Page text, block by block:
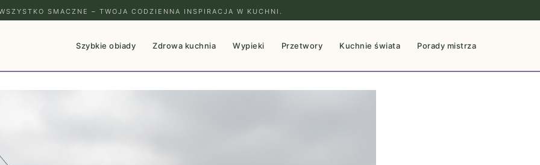
SMACZNE – TWOJA CODZIENNA INSPIRACJA W KUCHNI.
Szybkie obiady Zdrowa kuchnia Wypieki Przetwory Kuchnie świata Porady mistrza